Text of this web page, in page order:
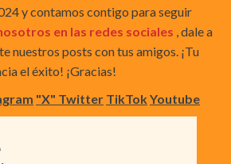
y contamos contigo para seguir
en las redes sociales , dale a
nuestros posts con tus amigos. ¡Tu
el éxito! ¡Gracias!
"X" Twitter TikTokYoutube